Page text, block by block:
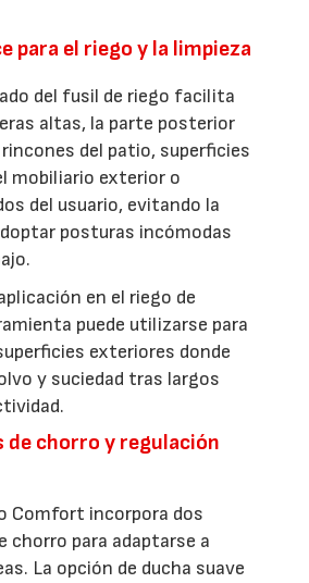
para el riego y la limpieza
del fusil de riego facilita
altas, la parte posterior
del patio, superficies
mobiliario exterior o
del usuario, evitando la
posturas incómodas
en el riego de
puede utilizarse para
exteriores donde
y suciedad tras largos
de chorro y regulación
Comfort incorpora dos
chorro para adaptarse a
La opción de ducha suave